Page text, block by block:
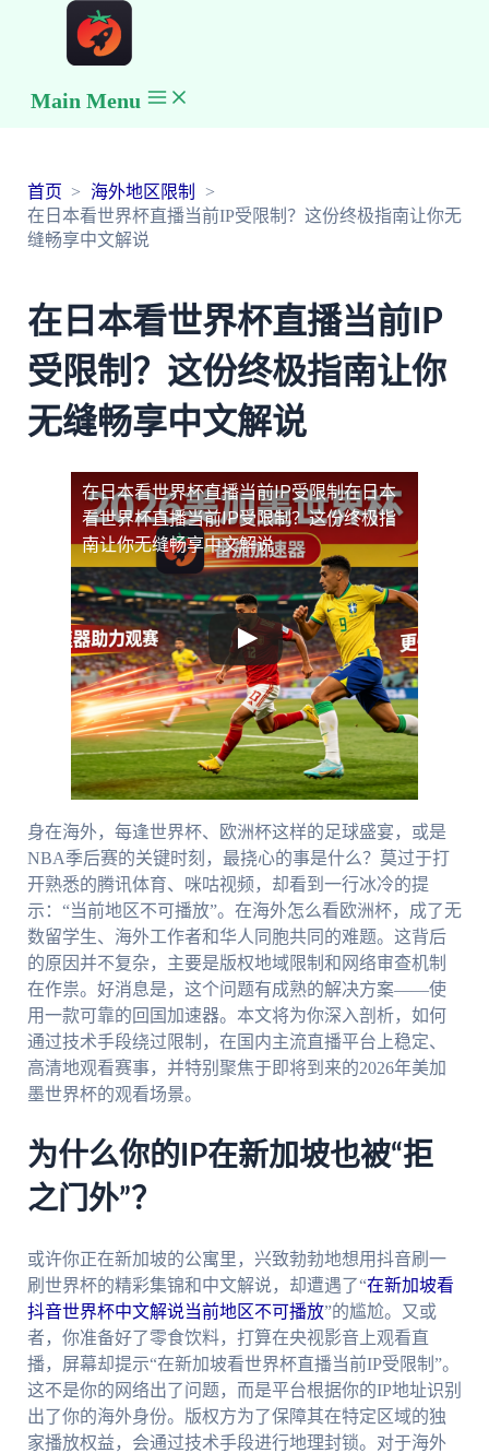
Main Menu
首页
海外地区限制
在日本看世界杯直播当前IP受限制？这份终极指南让你无
缝畅享中文解说
在日本看世界杯直播当前IP
受限制？这份终极指南让你
无缝畅享中文解说
在日本看世界杯直播当前IP受限制在日本
看世界杯直播当前IP受限制？这份终极指
南让你无缝畅享中文解说
身在海外，每逢世界杯、欧洲杯这样的足球盛宴，或是
NBA季后赛的关键时刻，最挠心的事是什么？莫过于打
开熟悉的腾讯体育、咪咕视频，却看到一行冰冷的提
示：“当前地区不可播放”。在海外怎么看欧洲杯，成了无
数留学生、海外工作者和华人同胞共同的难题。这背后
的原因并不复杂，主要是版权地域限制和网络审查机制
在作祟。好消息是，这个问题有成熟的解决方案——使
用一款可靠的回国加速器。本文将为你深入剖析，如何
通过技术手段绕过限制，在国内主流直播平台上稳定、
高清地观看赛事，并特别聚焦于即将到来的2026年美加
墨世界杯的观看场景。
为什么你的IP在新加坡也被“拒
之门外”？
或许你正在新加坡的公寓里，兴致勃勃地想用抖音刷一
刷世界杯的精彩集锦和中文解说，却遭遇了“在新加坡看
抖音世界杯中文解说当前地区不可播放”的尴尬。又或
者，你准备好了零食饮料，打算在央视影音上观看直
播，屏幕却提示“在新加坡看世界杯直播当前IP受限制”。
这不是你的网络出了问题，而是平台根据你的IP地址识别
出了你的海外身份。版权方为了保障其在特定区域的独
家播放权益，会通过技术手段进行地理封锁。对于海外